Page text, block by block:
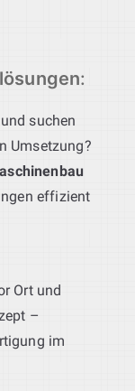
:
suchen
Umsetzung?
effizient
Ort und
–
im